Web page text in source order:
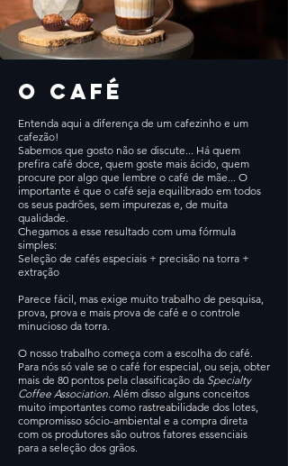
O CAFÉ
Entenda aqui a diferença de um cafezinho e um
cafezão!
Sabemos que gosto não se discute... Há quem
prefira café doce, quem goste mais ácido, quem
procure por algo que lembre o café de mãe... O
importante é que o café seja equilibrado em todos
os seus padrões, sem impurezas e, de muita
qualidade.
Chegamos a esse resultado com uma fórmula
simples:
Seleção de cafés especiais + precisão na torra +
extração
Parece fácil, mas exige muito trabalho de pesquisa,
prova, prova e mais prova de café e o controle
minucioso da torra.
O nosso trabalho começa com a escolha do café.
Para nós só vale se o café for especial, ou seja, obter
mais de 80 pontos pela classificação da Specialty
Coffee Association . Além disso alguns conceitos
muito importantes como rastreabilidade dos lotes,
compromisso sócio-ambiental e a compra direta
com os produtores são outros fatores essenciais
para a seleção dos grãos.